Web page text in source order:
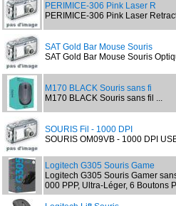
PERIMICE-306 Pink Laser R
PERIMICE-306 Pink Laser
SAT Gold Bar Mouse Souris
SAT Gold Bar Mouse Souris
M170 BLACK Souris sans fi
M170 BLACK Souris sans fil ...
SOURIS Fil - 1000 DPI
SOURIS OM09VB - 1000 DPI
Logitech G305 Souris Game
Logitech G305 Souris Gamer
000 PPP, Ultra-Léger, 6 Boutons